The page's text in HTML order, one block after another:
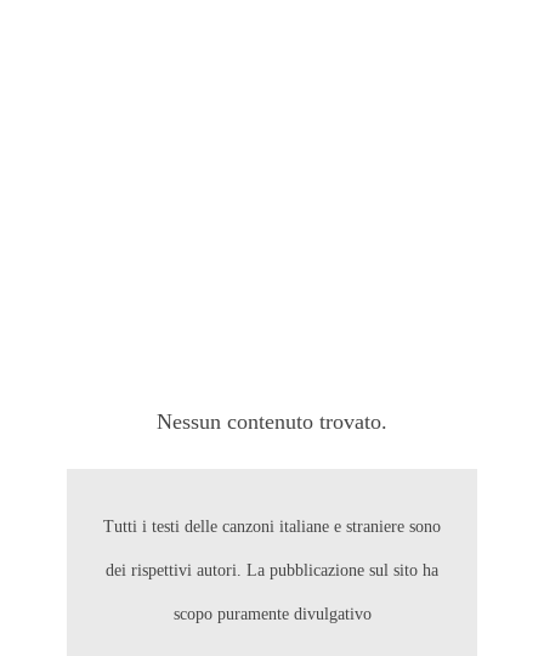
Nessun contenuto trovato.
Tutti i testi delle canzoni italiane e straniere sono
dei rispettivi autori. La pubblicazione sul sito ha
scopo puramente divulgativo